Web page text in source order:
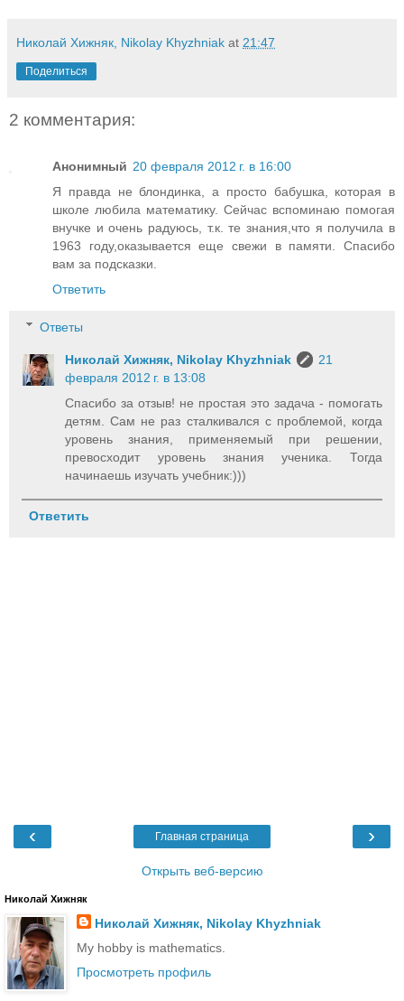
Николай Хижняк, Nikolay Khyzhniak at 21:47
Поделиться
2 комментария:
Анонимный 20 февраля 2012 г. в 16:00
Я правда не блондинка, а просто бабушка, которая в
школе любила математику. Сейчас вспоминаю помогая
внучке и очень радуюсь, т.к. те знания,что я получила в
1963 году,оказывается еще свежи в памяти. Спасибо
вам за подсказки.
Ответить
Ответы
Николай Хижняк, Nikolay Khyzhniak
21
февраля 2012 г. в 13:08
Спасибо за отзыв! не простая это задача - помогать
детям. Сам не раз сталкивался с проблемой, когда
уровень знания, применяемый при решении,
превосходит уровень знания ученика. Тогда
начинаешь изучать учебник:)))
Ответить
‹ ›
Главная страница
Открыть веб-версию
Николай Хижняк
Николай Хижняк, Nikolay Khyzhniak
My hobby is mathematics.
Просмотреть профиль